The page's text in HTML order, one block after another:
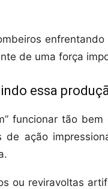
de uma força
essa
funcionar tão
de ação
ou reviravoltas